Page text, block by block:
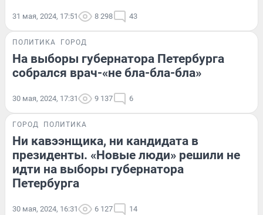
31 мая, 2024, 17:51 8 298 43
ПОЛИТИКА ГОРОД
На выборы губернатора Петербурга
собрался врач-«не бла-бла-бла»
30 мая, 2024, 17:31 9 137 6
ГОРОД ПОЛИТИКА
Ни кавээнщика, ни кандидата в
президенты. «Новые люди» решили не
идти на выборы губернатора
Петербурга
30 мая, 2024, 16:31 6 127 14